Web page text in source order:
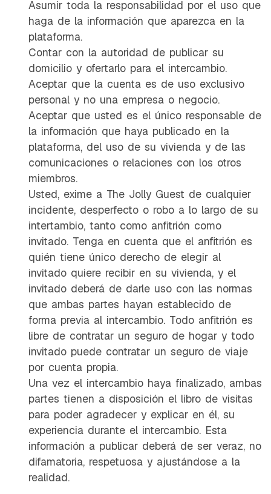
Asumir toda la responsabilidad por el uso que
haga de la información que aparezca en la
plataforma.
Contar con la autoridad de publicar su
domicilio y ofertarlo para el intercambio.
Aceptar que la cuenta es de uso exclusivo
personal y no una empresa o negocio.
Aceptar que usted es el único responsable de
la información que haya publicado en la
plataforma, del uso de su vivienda y de las
comunicaciones o relaciones con los otros
miembros.
Usted, exime a The Jolly Guest de cualquier
incidente, desperfecto o robo a lo largo de su
intertambio, tanto como anfitrión como
invitado. Tenga en cuenta que el anfitrión es
quién tiene único derecho de elegir al
invitado quiere recibir en su vivienda, y el
invitado deberá de darle uso con las normas
que ambas partes hayan establecido de
forma previa al intercambio. Todo anfitrión es
libre de contratar un seguro de hogar y todo
invitado puede contratar un seguro de viaje
por cuenta propia.
Una vez el intercambio haya finalizado, ambas
partes tienen a disposición el libro de visitas
para poder agradecer y explicar en él, su
experiencia durante el intercambio. Esta
información a publicar deberá de ser veraz, no
difamatoria, respetuosa y ajustándose a la
realidad.